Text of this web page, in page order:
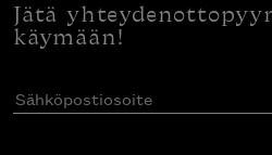
Jätä
käymään!
Sähköpostiosoite(Pakollinen)